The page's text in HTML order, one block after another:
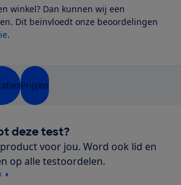
winkel? Dan kunnen wij een
Dit beïnvloedt onze beoordelingen
.
Prijzen
deze test?
voor jou. Word ook lid en
op alle testoordelen.